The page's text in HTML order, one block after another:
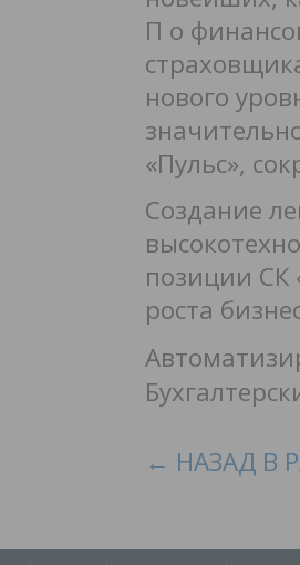
П о
нового
«Пульс»,
Создание
позиции СК
роста
← НАЗАД В